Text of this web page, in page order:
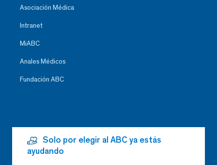
Asociación Médica
Intranet
MiABC
Anales Médicos
Fundación ABC
Solo por elegir al ABC ya estás
ayudando